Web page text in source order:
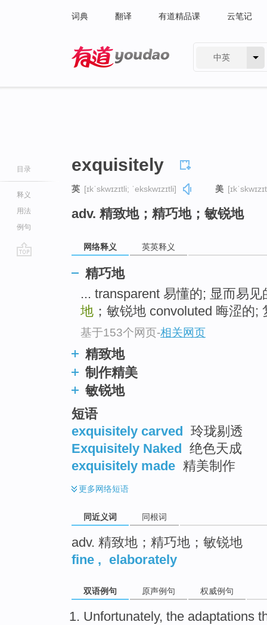
词典 翻译 有道精品课 云笔记
中英
目录
释义
用法
例句
exquisitely
英 [ɪkˈskwɪzɪtli; ˈekskwɪzɪtli] 美
adv. 精致地；精巧地；敏锐地
网络释义 英英释义
精巧地
... transparent 易懂的; 显而易
地 ；敏锐地 convoluted 晦涩的;
基于153个网页-相关网页
精致地
制作精美
敏锐地
短语
exquisitely carved 玲珑剔透
Exquisitely Naked 绝色天成
exquisitely made 精美制作
更多网络短语
同近义词 同根词
adv. 精致地；精巧地；敏锐地
fine , elaborately
双语例句 原声例句 权威例句
Unfortunately, the adaptations